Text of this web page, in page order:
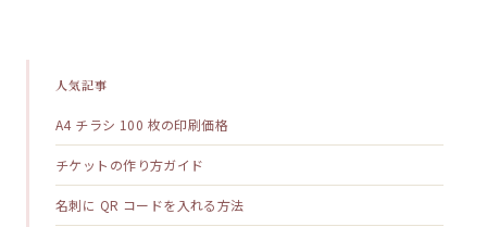
人気記事
A4 チラシ 100 枚の印刷価格
チケットの作り方ガイド
名刺に QR コードを入れる方法